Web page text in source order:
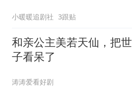
小暖暖追剧社 3跟贴
和亲公主美若天仙，把世
子看呆了
涛涛爱看好剧